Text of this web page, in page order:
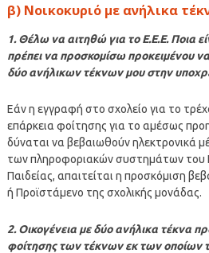
β) Νοικοκυριό με ανήλικα
1. Θέλω να αιτηθώ για το Ε.Ε.Ε. Ποια
πρέπει να προσκομίσω προκειμένου
δύο ανήλικων τέκνων μου στην
Εάν η εγγραφή στο σχολείο για το
επάρκεια φοίτησης για το αμέσως
δύναται να βεβαιωθούν ηλεκτρονικά
των πληροφοριακών συστημάτων του
Παιδείας, απαιτείται η προσκόμιση
ή Προϊστάμενο της σχολικής μονάδας.
2. Οικογένεια με δύο ανήλικα τέκνα
φοίτησης των τέκνων εκ των οποίων